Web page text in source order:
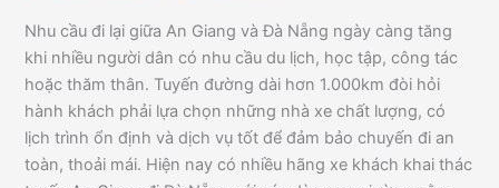
Nhu cầu đi lại giữa An Giang và Đà Nẵng ngày càng tăng
khi nhiều người dân có nhu cầu du lịch, học tập, công tác
hoặc thăm thân. Tuyến đường dài hơn 1.000km đòi hỏi
hành khách phải lựa chọn những nhà xe chất lượng, có
lịch trình ổn định và dịch vụ tốt để đảm bảo chuyến đi an
toàn, thoải mái. Hiện nay có nhiều hãng xe khách khai thác